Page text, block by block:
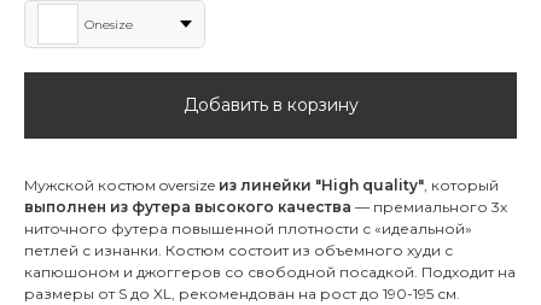
Onesize
Добавить в корзину
Мужской костюм oversize из линейки "High quality", который
выполнен из футера высокого качества — премиального 3х
ниточного футера повышенной плотности с «идеальной»
петлей с изнанки. Костюм состоит из объемного худи с
капюшоном и джоггеров со свободной посадкой. Подходит на
размеры от S до XL, рекомендован на рост до 190-195 см.